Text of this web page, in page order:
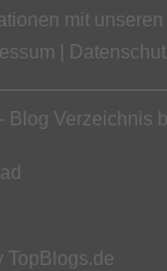
mit
Blog Verzeichnis
TopBlogs.de